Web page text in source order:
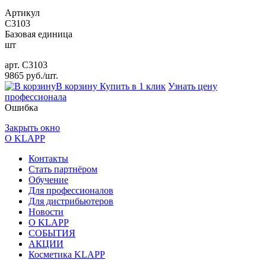
Артикул
C3103
Базовая единица
шт
арт. C3103
9865 руб./шт.
В корзину Купить в 1 клик Узнать цену
профессионала
Ошибка
Закрыть окно
О KLAPP
Контакты
Стать партнёром
Обучение
Для профессионалов
Для дистрибьютеров
Новости
О KLAPP
СОБЫТИЯ
АКЦИИ
Косметика KLAPP